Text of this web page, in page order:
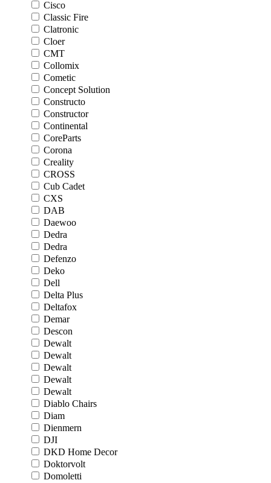
Cisco
Classic Fire
Clatronic
Cloer
CMT
Collomix
Cometic
Concept Solution
Constructo
Constructor
Continental
CoreParts
Corona
Creality
CROSS
Cub Cadet
CXS
DAB
Daewoo
Dedra
Dedra
Defenzo
Deko
Dell
Delta Plus
Deltafox
Demar
Descon
Dewalt
Dewalt
Dewalt
Dewalt
Dewalt
Diablo Chairs
Diam
Dienmern
DJI
DKD Home Decor
Doktorvolt
Domoletti